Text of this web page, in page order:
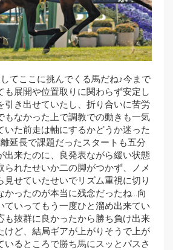
てここに挑んでくる馬だね♪今まで
も展開や位置取りに関わらず安定し
引き出せていたし、折り合いに苦労
もなかった上で調教での動きも一気
いた前走は軸にするかどうか迷った
延長で課題だったスタートも五分
出来たのに、良発表ながら緩い状態
られたせいか二の脚がつかず、ノメ
見せていたせいでリズム重視に切り
かったのが本当に残念だったね…向
ていってもう一度ひと溜め出来てい
も抜群に良かったから勝ち負け出来
けど、結局ギアが上がりそうで上が
いるところで勝ち馬にスッとパスさ